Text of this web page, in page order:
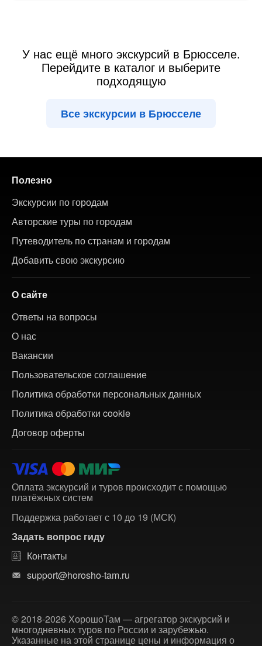
У нас ещё много экскурсий в Брюсселе.
Перейдите в каталог и выберите
подходящую
Все экскурсии в Брюсселе
Полезно
Экскурсии по городам
Авторские туры по городам
Путеводитель по странам и городам
Добавить свою экскурсию
О сайте
Ответы на вопросы
О нас
Вакансии
Пользовательское соглашение
Политика обработки персональных данных
Политика обработки cookie
Договор оферты
Оплата экскурсий и туров происходит с помощью
платёжных систем
Поддержка работает с 10 до 19 (МСК)
Задать вопрос гиду
Контакты
support@horosho-tam.ru
© 2018-2026 ХорошоТам — агрегатор экскурсий и
многодневных туров по России и зарубежью.
Указанные на этой странице цены и информация о